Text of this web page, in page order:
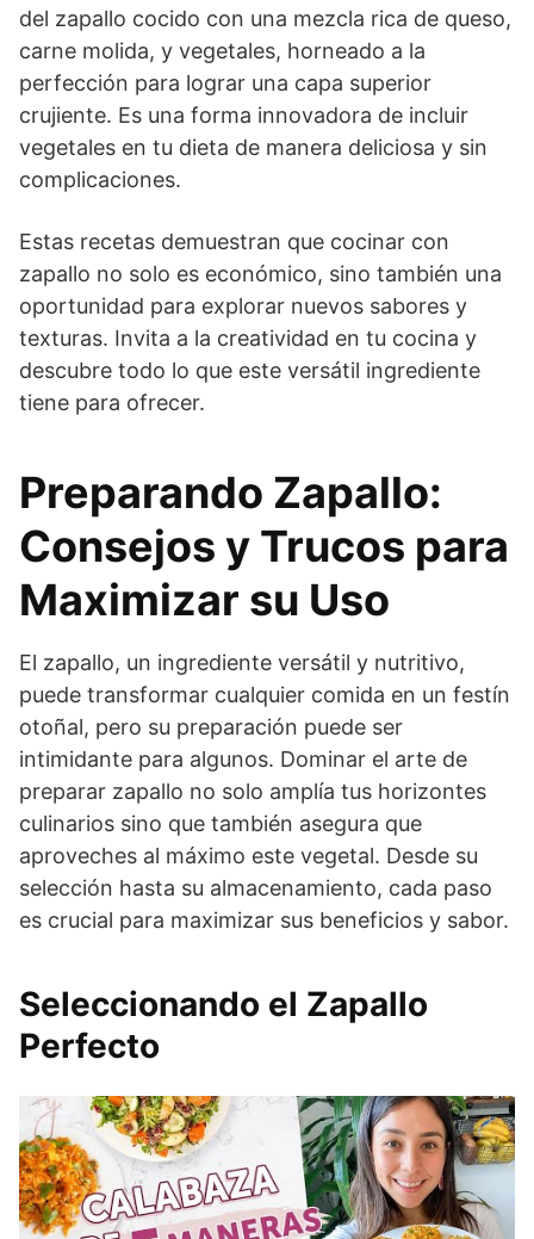
del zapallo cocido con una mezcla rica de queso,
carne molida, y vegetales, horneado a la
perfección para lograr una capa superior
crujiente. Es una forma innovadora de incluir
vegetales en tu dieta de manera deliciosa y sin
complicaciones.
Estas recetas demuestran que cocinar con
zapallo no solo es económico, sino también una
oportunidad para explorar nuevos sabores y
texturas. Invita a la creatividad en tu cocina y
descubre todo lo que este versátil ingrediente
tiene para ofrecer.
Preparando Zapallo:
Consejos y Trucos para
Maximizar su Uso
El zapallo, un ingrediente versátil y nutritivo,
puede transformar cualquier comida en un festín
otoñal, pero su preparación puede ser
intimidante para algunos. Dominar el arte de
preparar zapallo no solo amplía tus horizontes
culinarios sino que también asegura que
aproveches al máximo este vegetal. Desde su
selección hasta su almacenamiento, cada paso
es crucial para maximizar sus beneficios y sabor.
Seleccionando el Zapallo
Perfecto